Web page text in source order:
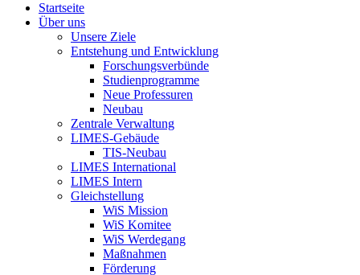
Startseite
Über uns
Unsere Ziele
Entstehung und Entwicklung
Forschungsverbünde
Studienprogramme
Neue Professuren
Neubau
Zentrale Verwaltung
LIMES-Gebäude
TIS-Neubau
LIMES International
LIMES Intern
Gleichstellung
WiS Mission
WiS Komitee
WiS Werdegang
Maßnahmen
Förderung